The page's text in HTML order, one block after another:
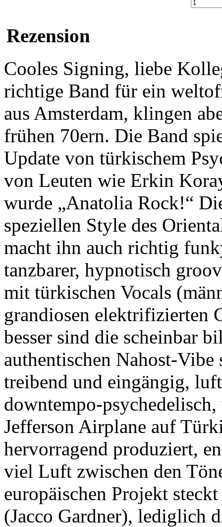
Rezension
Cooles Signing, liebe
richtige Band für ein
aus Amsterdam, klingen
frühen 70ern. Die Band
Update von türkischem
von Leuten wie Erkin
wurde „Anatolia Rock!“
speziellen Style des
macht ihn auch richtig
tanzbarer, hypnotisch
mit türkischen Vocals
grandiosen elektrifizierten
besser sind die scheinbar
authentischen Nahost-
treibend und eingängig,
downtempo-
Jefferson Airplane auf
hervorragend produziert,
viel Luft zwischen den
europäischen Projekt
(Jacco Gardner), lediglich